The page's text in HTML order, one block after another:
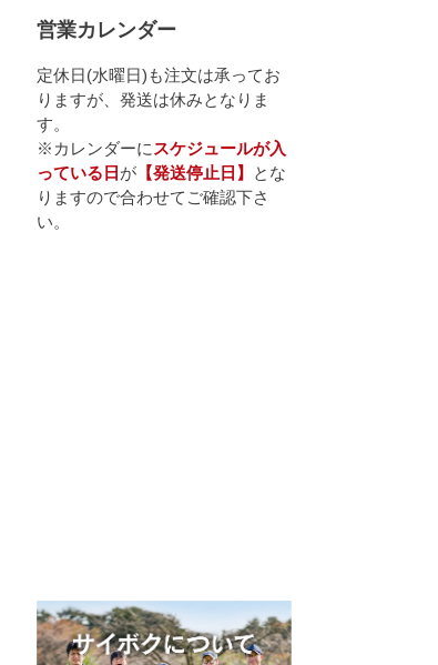
営業カレンダー
定休日(水曜日)も注文は承ってお
りますが、発送は休みとなりま
す。
※カレンダーに スケジュールが入
っている日 が 【発送停止日】
とな
りますので合わせてご確認下さ
い。